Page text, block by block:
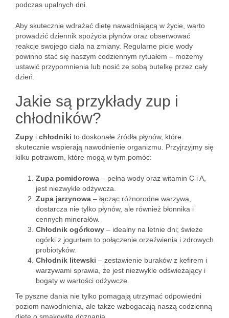
podczas upalnych dni.
Aby skutecznie wdrażać dietę nawadniającą w życie, warto
prowadzić dziennik spożycia płynów oraz obserwować
reakcje swojego ciała na zmiany. Regularne picie wody
powinno stać się naszym codziennym rytuałem – możemy
ustawić przypomnienia lub nosić ze sobą butelkę przez cały
dzień.
Jakie są przykłady zup i
chłodników?
Zupy i chłodniki to doskonałe źródła płynów, które
skutecznie wspierają nawodnienie organizmu. Przyjrzyjmy się
kilku potrawom, które mogą w tym pomóc:
Zupa pomidorowa – pełna wody oraz witamin C i A,
jest niezwykle odżywcza.
Zupa jarzynowa – łącząc różnorodne warzywa,
dostarcza nie tylko płynów, ale również błonnika i
cennych minerałów.
Chłodnik ogórkowy – idealny na letnie dni; świeże
ogórki z jogurtem to połączenie orzeźwienia i zdrowych
probiotyków.
Chłodnik litewski – zestawienie buraków z kefirem i
warzywami sprawia, że jest niezwykle odświeżający i
bogaty w wartości odżywcze.
Te pyszne dania nie tylko pomagają utrzymać odpowiedni
poziom nawodnienia, ale także wzbogacają naszą codzienną